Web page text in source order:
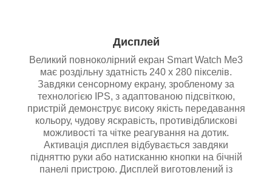
Дисплей
Великий повноколірний екран Smart Watch Me3
має роздільну здатність 240 х 280 пікселів.
Завдяки сенсорному екрану, зробленому за
технологією IPS, з адаптованою підсвіткою,
пристрій демонструє високу якість передавання
кольору, чудову яскравість, противідблискові
можливості та чітке реагування на дотик.
Активація дисплея відбувається завдяки
підняттю руки або натисканню кнопки на бічній
панелі пристрою. Дисплей виготовлений із